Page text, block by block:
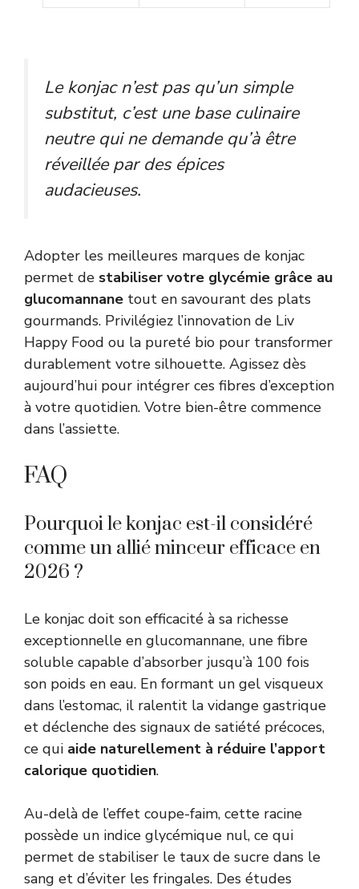
Le konjac n’est pas qu’un simple
substitut, c’est une base culinaire
neutre qui ne demande qu’à être
réveillée par des épices
audacieuses.
Adopter les meilleures marques de konjac
permet de stabiliser votre glycémie grâce au
glucomannane tout en savourant des plats
gourmands. Privilégiez l’innovation de Liv
Happy Food ou la pureté bio pour transformer
durablement votre silhouette. Agissez dès
aujourd’hui pour intégrer ces fibres d’exception
à votre quotidien. Votre bien-être commence
dans l’assiette.
FAQ
Pourquoi le konjac est-il considéré
comme un allié minceur efficace en
2026 ?
Le konjac doit son efficacité à sa richesse
exceptionnelle en glucomannane, une fibre
soluble capable d’absorber jusqu’à 100 fois
son poids en eau. En formant un gel visqueux
dans l’estomac, il ralentit la vidange gastrique
et déclenche des signaux de satiété précoces,
ce qui aide naturellement à réduire l’apport
calorique quotidien.
Au-delà de l’effet coupe-faim, cette racine
possède un indice glycémique nul, ce qui
permet de stabiliser le taux de sucre dans le
sang et d’éviter les fringales. Des études